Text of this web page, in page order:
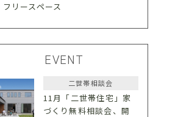
フリースペース
EVENT
二世帯相談会
11月「二世帯住宅」家
づくり無料相談会、開